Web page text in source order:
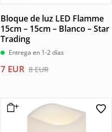
Bloque de luz LED Flamme
15cm – 15cm – Blanco – Star
Trading
Entrega en 1-2 días
8EUR
El
era:
8 EUR.
7 EUR
El
es:
7 EUR.